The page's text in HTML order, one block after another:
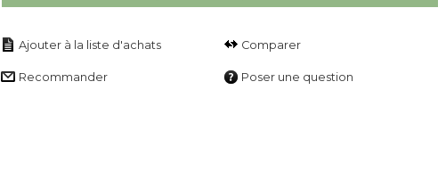
Comparer
Recommander Poser une question